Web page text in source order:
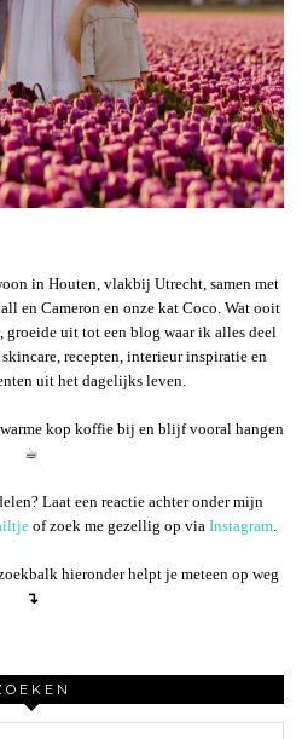
in Houten, vlakbij Utrecht, samen met
en Cameron en onze kat Coco. Wat ooit
groeide uit tot een blog waar ik alles deel
recepten, interieur inspiratie en
uit het dagelijks leven.
kop koffie bij en blijf vooral hangen
☕︎
Laat een reactie achter onder mijn
of zoek me gezellig op via Instagram.
hieronder helpt je meteen op weg
↴